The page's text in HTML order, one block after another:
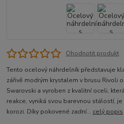
Ohodnotit produkt
Tento ocelový náhrdelník představuje
zářivě modrým krystalem v brusu Rivoli
Swarovski a vyroben z kvalitní oceli,
reakce, vyniká svou barevnou stálostí,
korozi. Díky pokovené zadní... celý popis